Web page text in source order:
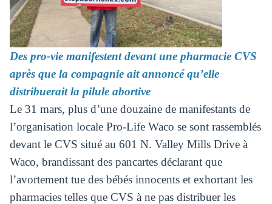
Des pro-vie manifestent devant une pharmacie CVS
après que la compagnie ait annoncé qu’elle
distribuerait la pilule abortive
Le 31 mars, plus d’une douzaine de manifestants de
l’organisation locale Pro-Life Waco se sont rassemblés
devant le CVS situé au 601 N. Valley Mills Drive à
Waco, brandissant des pancartes déclarant que
l’avortement tue des bébés innocents et exhortant les
pharmacies telles que CVS à ne pas distribuer les